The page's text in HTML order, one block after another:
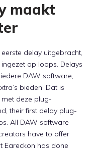
maakt
delay uitgebracht,
op loops. Delays
DAW software,
bieden. Dat is
deze plug-
their first delay plug-
All DAW software
have to offer
Eareckon has done